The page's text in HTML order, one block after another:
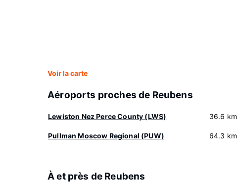
Voir la carte
Aéroports proches de Reubens
Lewiston Nez Perce County (LWS) 36.6 km
Pullman Moscow Regional (PUW) 64.3 km
À et près de Reubens